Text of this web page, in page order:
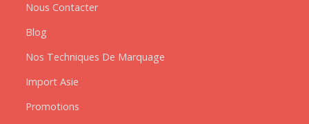
Nous Contacter
Blog
Nos Techniques De Marquage
Import Asie
Promotions